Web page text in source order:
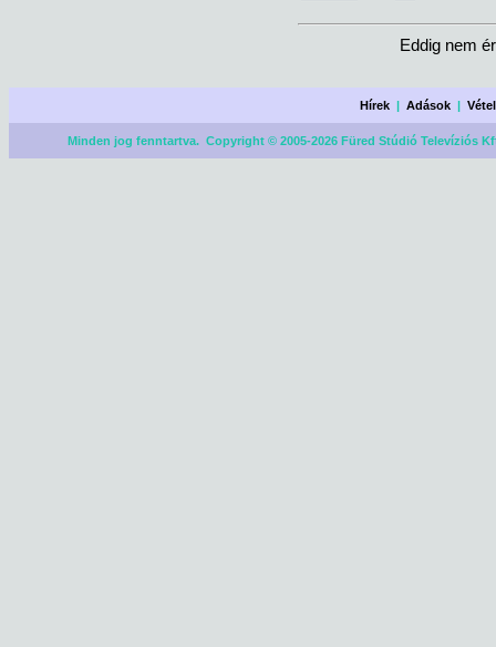
Eddig nem
Hírek |Adások |
Minden jog fenntartva. Copyright © 2005-2026 Füred Stúdió Televíziós